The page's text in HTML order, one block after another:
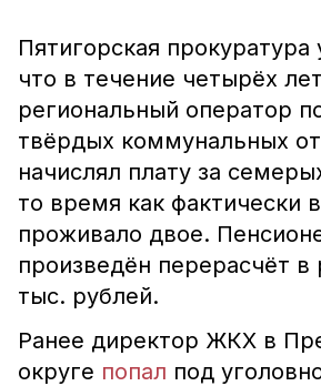
Пятигорская прокуратура
что в течение четырёх лет
региональный оператор
твёрдых коммунальных
начислял плату за
то время как фактически
проживало двое.
произведён перерасчёт в
тыс. рублей.
Ранее директор ЖКХ в
округе попал под